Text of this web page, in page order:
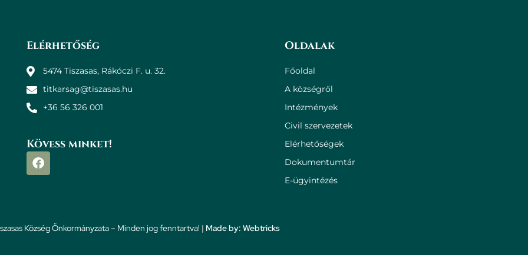
Elérhetőség
5474 Tiszasas, Rákóczi F. u. 32.
titkarsag@tiszasas.hu
+36 56 326 001
Kövess minket!
Oldalak
Főoldal
A községről
Intézmények
Civil szervezetek
Elérhetőségek
Dokumentumtár
E-ügyintézés
Község Önkormányzata – Minden jog fenntartva! | Made by: Webtricks